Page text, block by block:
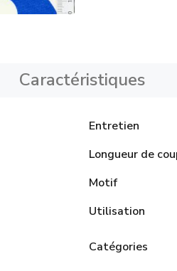
Caractéristiques
Entretien
Longueur de
Motif
Utilisation
Catégories